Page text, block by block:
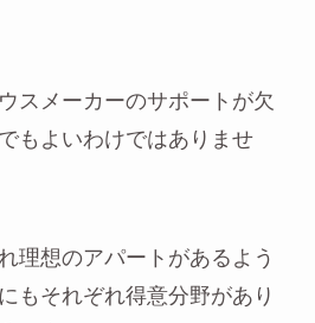
スメーカーのサポートが欠
もよいわけではありませ
理想のアパートがあるよう
もそれぞれ得意分野があり